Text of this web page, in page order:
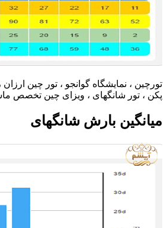
تورچین ، نمایشگاه گوانجو ، تور چین ارزان
پکن ، تور شانگهای ، ویزای چین تخصص
میانگین بارش شانگهای